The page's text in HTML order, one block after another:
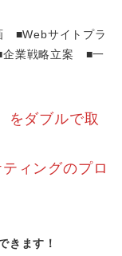
■Webサイトプラ
業戦略立案 ■一
をダブルで取
ィングのプロ
きます！